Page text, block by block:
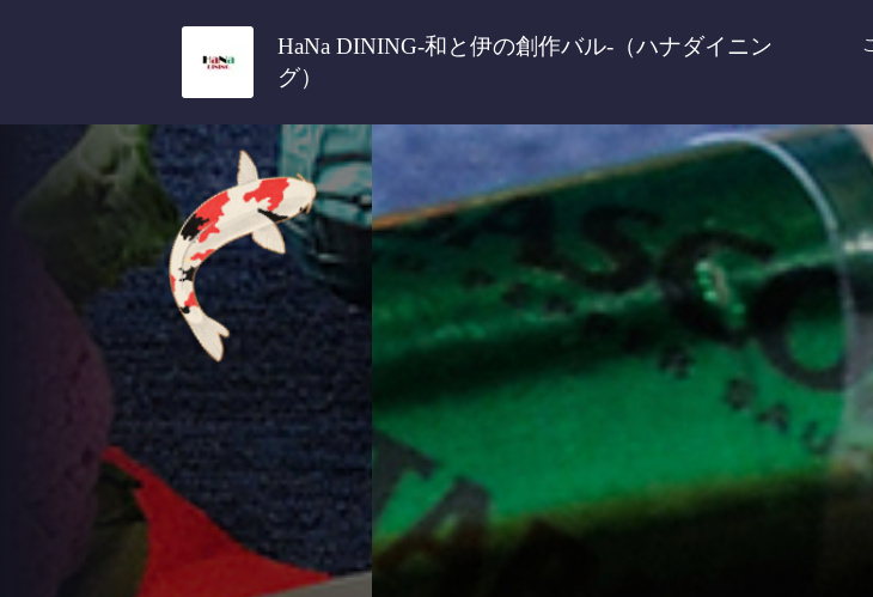
HaNa DINING-和と伊の創作バル-（ハナダイニン
グ）